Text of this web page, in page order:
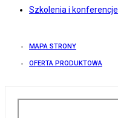
Szkolenia i konferencje
MAPA STRONY
OFERTA PRODUKTOWA